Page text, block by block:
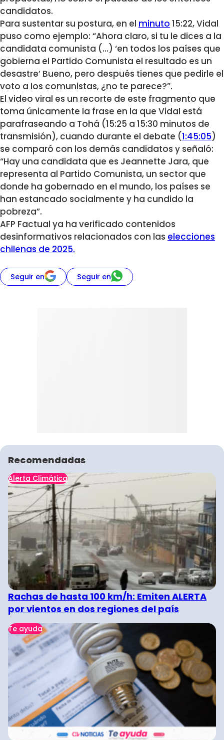
candidatos.
Para sustentar su postura, en el minuto 15:22, Vidal
puso como ejemplo: “Ahora claro, si tu le dices a la
candidata comunista (…) ‘en todos los países que
gobierna el Partido Comunista el resultado es un
desastre’ Bueno, pero después tienes que pedirle el
voto a los comunistas, ¿no te parece?”.
El video viral es un recorte de este fragmento que
toma únicamente la frase en la que Vidal está
parafraseando a Tohá (15:25 a 15:30 minutos de
transmisión), cuando durante el debate (1:45:05)
se comparó con los demás candidatos y señaló:
“Hay una candidata que es Jeannette Jara, que
representa al Partido Comunista, un sector que
donde ha gobernado en el mundo, los países se
han estancado socialmente y ha cundido la
pobreza”.
AFP Factual ya ha verificado contenidos
desinformativos relacionados con las elecciones
chilenas de 2025.
Seguir en Seguir en
Recomendadas
Alerta Climática
Rachas de hasta 100 km/h: Emiten ALERTA
por vientos en dos regiones del país
Te ayuda